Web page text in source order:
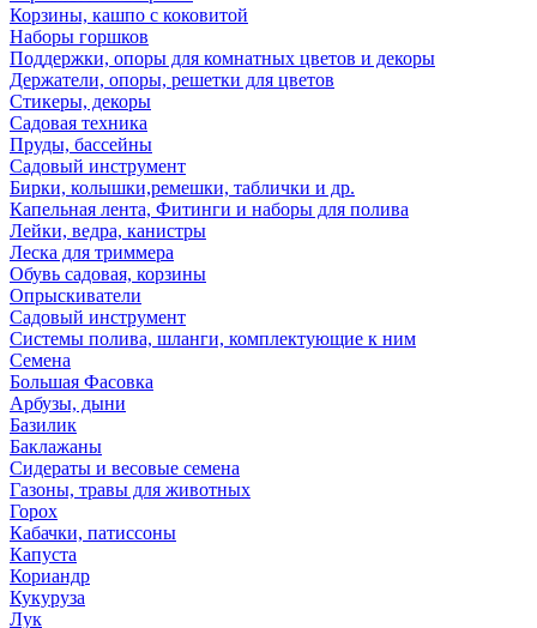
Корзины, кашпо с коковитой
Наборы горшков
Поддержки, опоры для комнатных цветов и декоры
Держатели, опоры, решетки для цветов
Стикеры, декоры
Садовая техника
Пруды, бассейны
Садовый инструмент
Бирки, колышки,ремешки, таблички и др.
Капельная лента, Фитинги и наборы для полива
Лейки, ведра, канистры
Леска для триммера
Обувь садовая, корзины
Опрыскиватели
Садовый инструмент
Системы полива, шланги, комплектующие к ним
Семена
Большая Фасовка
Арбузы, дыни
Базилик
Баклажаны
Сидераты и весовые семена
Газоны, травы для животных
Горох
Кабачки, патиссоны
Капуста
Кориандр
Кукуруза
Лук